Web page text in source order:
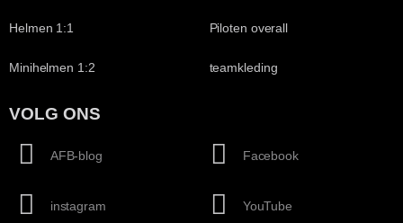
Helmen 1:1
Minihelmen 1:2
Piloten overall
teamkleding
VOLG ONS
AFB-blog
instagram
Facebook
YouTube